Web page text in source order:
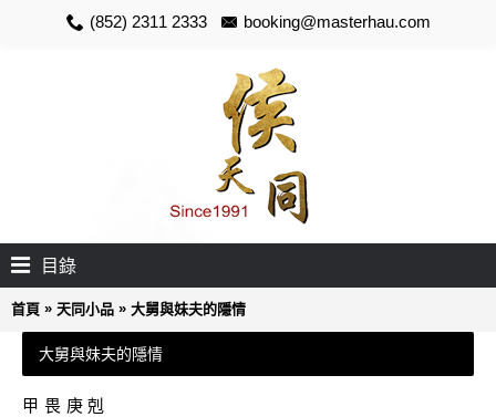
(852) 2311 2333 booking@masterhau.com
目錄
首頁 » 天同小品 » 大舅與妹夫的隱情
大舅與妹夫的隱情
甲畏庚剋